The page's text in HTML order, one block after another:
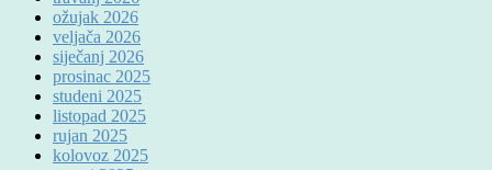
ožujak 2026
veljača 2026
siječanj 2026
prosinac 2025
studeni 2025
listopad 2025
rujan 2025
kolovoz 2025